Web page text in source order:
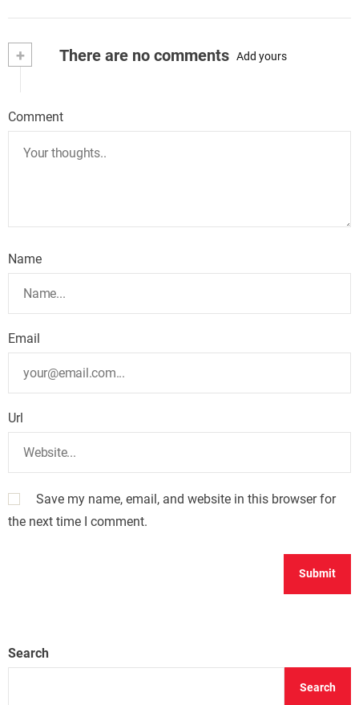
+ There are no comments Add yours
Comment
Name
Email
Url
Save my name, email, and website in this browser for
the next time I comment.
Search
Search